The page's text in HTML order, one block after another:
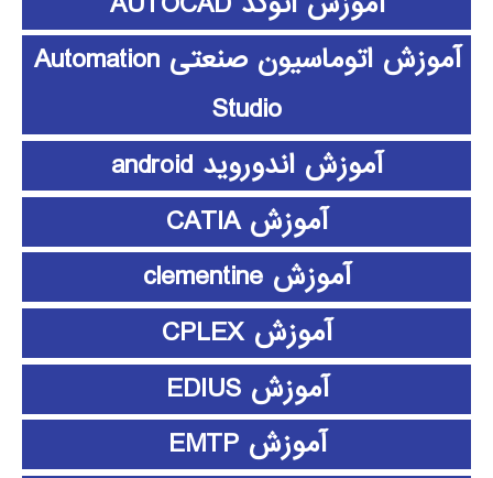
آموزش اتوماسیون صنعتی Automation
Studio
آموزش اندوروید android
آموزش CATIA
آموزش clementine
آموزش CPLEX
آموزش EDIUS
آموزش EMTP